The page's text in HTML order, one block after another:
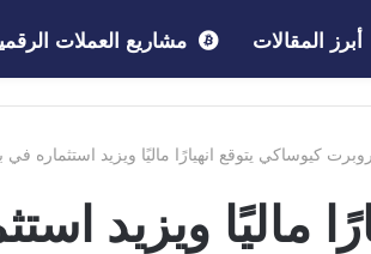
أبرز المقالات مشاريع العملات
روبرت كيوساكي يتوقع انهيارًا ماليًا ويزيد استثماره في
ماليًا ويزيد